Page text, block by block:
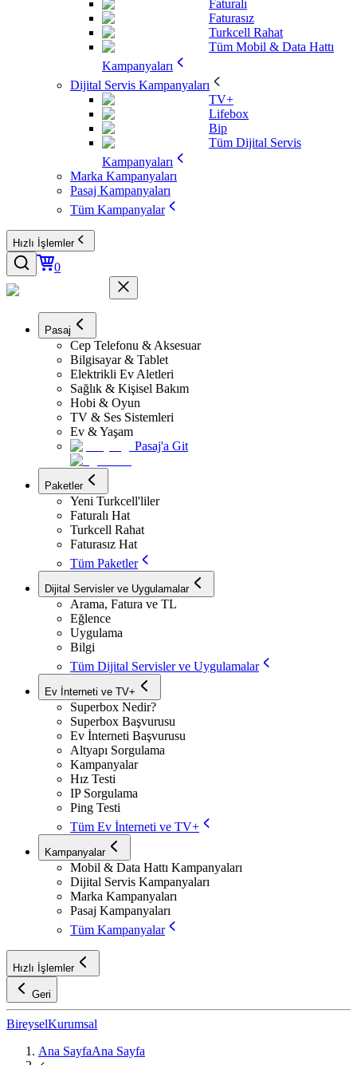
Faturalı
Faturasız
Turkcell Rahat
Tüm Mobil & Data Hattı
Kampanyaları
Dijital Servis Kampanyaları
TV+
Lifebox
Bip
Tüm Dijital Servis
Kampanyaları
Marka Kampanyaları
Pasaj Kampanyaları
Tüm Kampanyalar
Hızlı İşlemler
0
Pasaj
Cep Telefonu & Aksesuar
Bilgisayar & Tablet
Elektrikli Ev Aletleri
Sağlık & Kişisel Bakım
Hobi & Oyun
TV & Ses Sistemleri
Ev & Yaşam
Pasaj'a Git
Paketler
Yeni Turkcell'liler
Faturalı Hat
Turkcell Rahat
Faturasız Hat
Tüm Paketler
Dijital Servisler ve Uygulamalar
Arama, Fatura ve TL
Eğlence
Uygulama
Bilgi
Tüm Dijital Servisler ve Uygulamalar
Ev İnterneti ve TV+
Superbox Nedir?
Superbox Başvurusu
Ev İnterneti Başvurusu
Altyapı Sorgulama
Kampanyalar
Hız Testi
IP Sorgulama
Ping Testi
Tüm Ev İnterneti ve TV+
Kampanyalar
Mobil & Data Hattı Kampanyaları
Dijital Servis Kampanyaları
Marka Kampanyaları
Pasaj Kampanyaları
Tüm Kampanyalar
Hızlı İşlemler
Geri
BireyselKurumsal
Ana SayfaAna Sayfa